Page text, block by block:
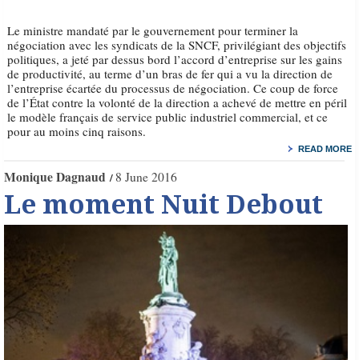
Le ministre mandaté par le gouvernement pour terminer la
négociation avec les syndicats de la SNCF, privilégiant des objectifs
politiques, a jeté par dessus bord l’accord d’entreprise sur les gains
de productivité, au terme d’un bras de fer qui a vu la direction de
l’entreprise écartée du processus de négociation. Ce coup de force
de l’État contre la volonté de la direction a achevé de mettre en péril
le modèle français de service public industriel commercial, et ce
pour au moins cinq raisons.
READ MORE
Monique Dagnaud 8 June 2016
Le moment Nuit Debout